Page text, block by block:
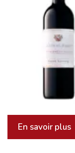
En savoir plus